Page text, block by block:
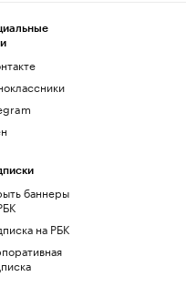
баннеры
на РБК